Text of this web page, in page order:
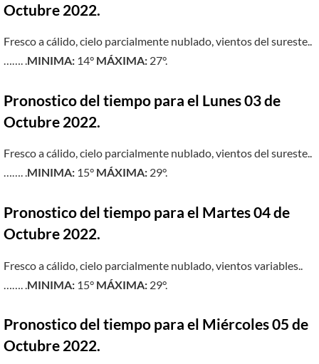
Octubre 2022.
Fresco a cálido, cielo parcialmente nublado, vientos del sureste..
……. .MINIMA: 14° MÁXIMA: 27°.
Pronostico del tiempo para el Lunes 03 de
Octubre 2022.
Fresco a cálido, cielo parcialmente nublado, vientos del sureste..
……. .MINIMA: 15° MÁXIMA: 29°.
Pronostico del tiempo para el Martes 04 de
Octubre 2022.
Fresco a cálido, cielo parcialmente nublado, vientos variables..
MINIMA: 15° MÁXIMA: 29°.
Pronostico del tiempo para el Miércoles 05 de
Octubre 2022.